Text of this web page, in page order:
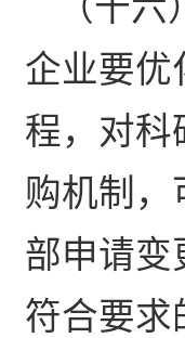
（十
企业要优
程，对科
购机制，
部申请变
符合要求